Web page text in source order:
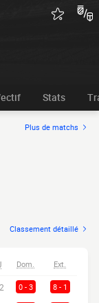
Stats
Plus de matchs
Classement détaillé
Dom. Ext.
0 - 3 8 - 1